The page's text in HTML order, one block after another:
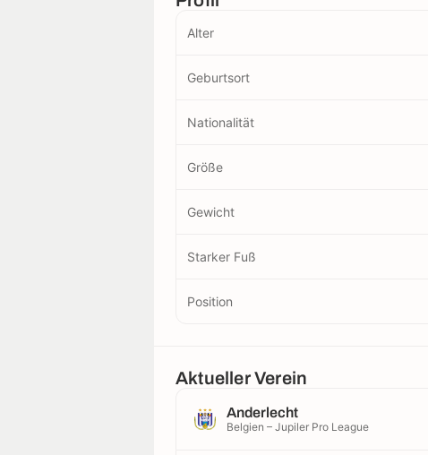
Alter
Geburtsort
Nationalität
Größe
Gewicht
Starker Fuß
Position
Aktueller Verein
Anderlecht
Belgien – Jupiler Pro League